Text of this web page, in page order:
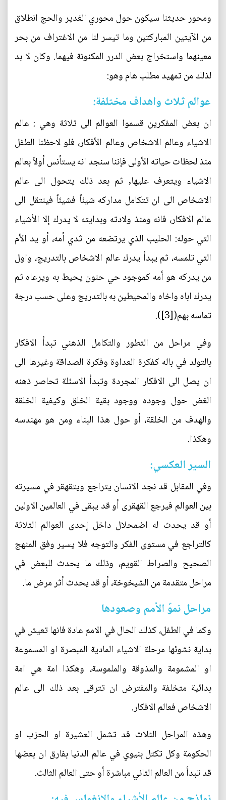
ومحور حديثنا سيكون حول محوري الغدير والحج انطلاق
من الآيتين المباركتين وما تيسر لنا من الاغتراف من بحر
معينهما واستخراج بعض الدرر المكنونة فيهما. وكان لا بد
لذلك من تمهيد مطلب هام وهو:
عوالم ثلاث واهداف مختلفة:
ان بعض المفكرين قسموا العوالم الى ثلاثة وهي : عالم
الاشياء وعالم الاشخاص وعالم الأفكار، فلو لاحظنا الطفل
منذ لحظات حياته الأولى فإننا سنجد انه يستأنس أولاً بعالم
الاشياء ويتعرف عليها, ثم بعد ذلك يتحول الى عالم
الاشخاص الى ان تتكامل مداركه شيئاً فشيئاً فينتقل الى
عالم الافكار، فانه ومنذ ولادته وبدايته لا يدرك إلا الأشياء
التي حوله: الحليب الذي يرتضعه من ثدي أمه، أو يد الأم
التي تلمسه، ثم يبدأ يدرك عالم الاشخاص بالتدريج، واول
من يدركه هو أمه كموجود حي حنون يحيط به ويرعاه ثم
يدرك اباه واخاه والمحيطين به بالتدريج وعلى حسب درجة
تماسه بهم([3]).
وفي مراحل من التطور والتكامل الذهني تبدأ الافكار
بالتولد في باله كفكرة العداوة وفكرة الصداقة وغيرها الى
ان يصل الى الافكار المجردة وتبدأ الاسئلة تحاصر ذهنه
الغض حول وجوده ووجود بقية الخلق وكيفية الخلقة
والهدف من الخلقة، أو حول هذا البناء ومن هو مهندسه
وهكذا.
السير العكسي:
وفي المقابل قد نجد الانسان يتراجع ويتقهقر في مسيرته
بين العوالم فيرجع القهقرى أو قد يبقى في العالمين الاولين
أو قد يحدث له اضمحلال داخل إحدى العوالم الثلاثة
كالتراجع في مستوى الفكر والتوجه فلا يسير وفق المنهج
الصحيح والصراط القويم، وذلك ما يحدث للبعض في
مراحل متقدمة من الشيخوخة، أو قد يحدث أثر مرض ما.
مراحل نموّ الأمم وصعودها
وكما في الطفل، كذلك الحال في الامم عادة فانها تعيش في
بداية نشوئها مرحلة الاشياء المادية المبصرة او المسموعة
او المشمومة والمذوقة والملموسة، وهكذا امة هي امة
بدائية متخلفة والمفترض ان تترقى بعد ذلك الى عالم
الاشخاص فعالم الافكار.
وهذه المراحل الثلاث قد تشمل العشيرة او الحزب او
الحكومة وكل تكتل بنيوي في عالم الدنيا بفارق ان بعضها
قد تبدأ من العالم الثاني مباشرة أو حتى العالم الثالث.